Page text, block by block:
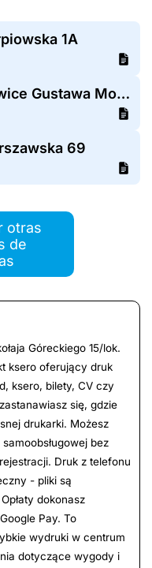
1A
Poczta Polska - Katowice Gustawa Morcinka
69
otras
de
Góreckiego 15/lok.
ksero oferujący druk
ksero, bilety, CV czy
się, gdzie
drukarki. Możesz
bez
Druk z telefonu
- pliki są
dokonasz
Pay. To
wydruki w centrum
dotyczące wygody i